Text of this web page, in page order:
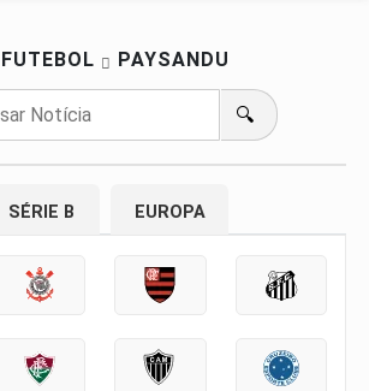
FUTEBOL PAYSANDU
🔍
SÉRIE B EUROPA